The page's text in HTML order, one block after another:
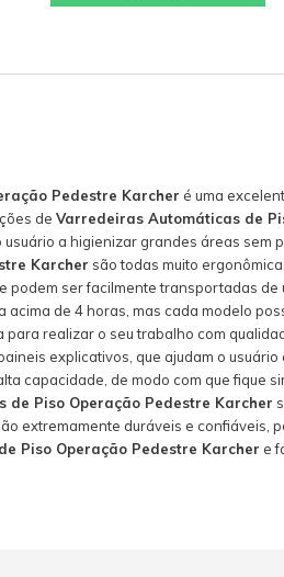
Pedestre Karcher é uma
de Varredeiras Automáticas de
a higienizar grandes áreas
Karcher são todas muito
podem ser facilmente transportadas de
acima de 4 horas, mas cada modelo
realizar o seu trabalho com
explicativos, que ajudam o
capacidade, de modo com que fique
de Piso Operação Pedestre Karcher
extremamente duráveis e
Piso Operação Pedestre Karcher e